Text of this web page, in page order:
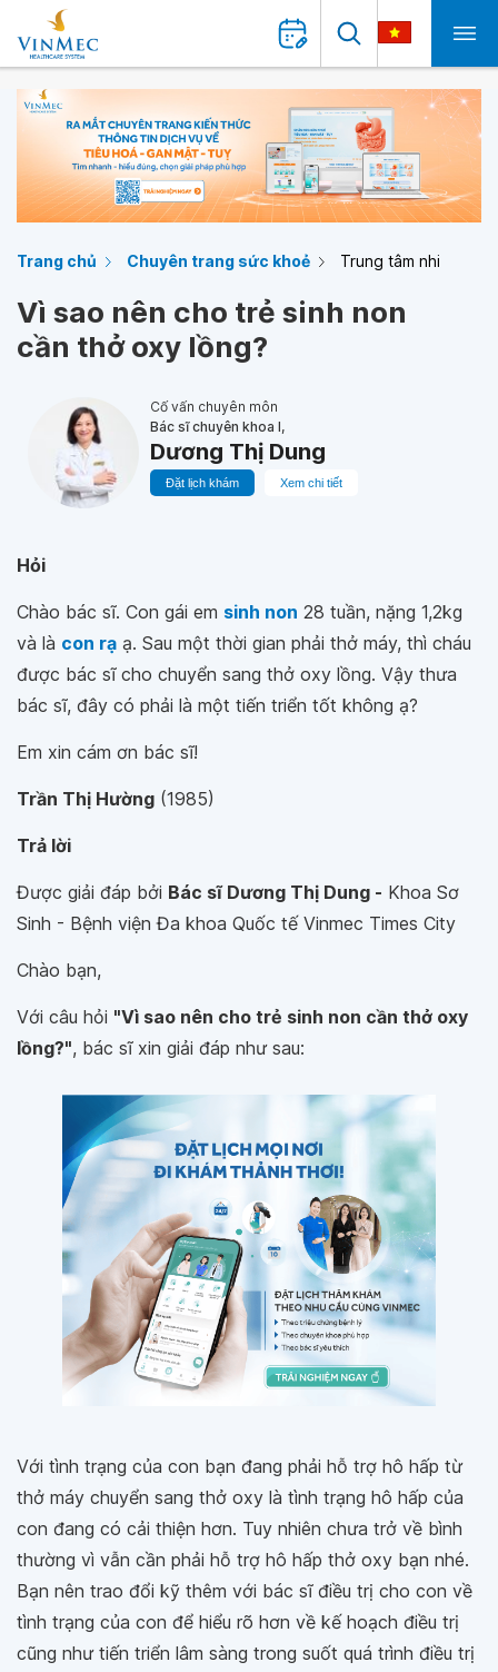
Trang chủ Chuyên trang sức khoẻ Trung tâm nhi
Vì sao nên cho trẻ sinh non
cần thở oxy lồng?
Cố vấn chuyên môn
Bác sĩ chuyên khoa I,
Dương Thị Dung
Đặt lịch khám Xem chi tiết
Hỏi
Chào bác sĩ. Con gái em sinh non 28 tuần, nặng 1,2kg
và là con rạ ạ. Sau một thời gian phải thở máy, thì cháu
được bác sĩ cho chuyển sang thở oxy lồng. Vậy thưa
bác sĩ, đây có phải là một tiến triển tốt không ạ?
Em xin cám ơn bác sĩ!
Trần Thị Hường (1985)
Trả lời
Được giải đáp bởi Bác sĩ Dương Thị Dung - Khoa Sơ
Sinh - Bệnh viện Đa khoa Quốc tế Vinmec Times City
Chào bạn,
Với câu hỏi "Vì sao nên cho trẻ sinh non cần thở oxy
lồng?", bác sĩ xin giải đáp như sau:
Với tình trạng của con bạn đang phải hỗ trợ hô hấp từ
thở máy chuyển sang thở oxy là tình trạng hô hấp của
con đang có cải thiện hơn. Tuy nhiên chưa trở về bình
thường vì vẫn cần phải hỗ trợ hô hấp thở oxy bạn nhé.
Bạn nên trao đổi kỹ thêm với bác sĩ điều trị cho con về
tình trạng của con để hiểu rõ hơn về kế hoạch điều trị
cũng như tiến triển lâm sàng trong suốt quá trình điều trị